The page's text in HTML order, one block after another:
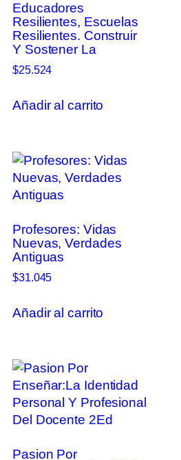
Educadores
Resilientes, Escuelas
Resilientes. Construir
Y Sostener La
$25.524
Añadir al carrito
Profesores: Vidas
Nuevas, Verdades
Antiguas
$31.045
Añadir al carrito
Pasion Por